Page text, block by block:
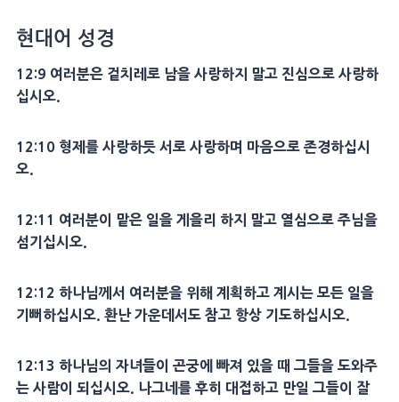
현대어 성경
12:9 여러분은 겉치레로 남을 사랑하지 말고 진심으로 사랑하
십시오.
12:10 형제를 사랑하듯 서로 사랑하며 마음으로 존경하십시
오.
12:11 여러분이 맡은 일을 게을리 하지 말고 열심으로 주님을
섬기십시오.
12:12 하나님께서 여러분을 위해 계획하고 계시는 모든 일을
기뻐하십시오. 환난 가운데서도 참고 항상 기도하십시오.
12:13 하나님의 자녀들이 곤궁에 빠져 있을 때 그들을 도와주
는 사람이 되십시오. 나그네를 후히 대접하고 만일 그들이 잘